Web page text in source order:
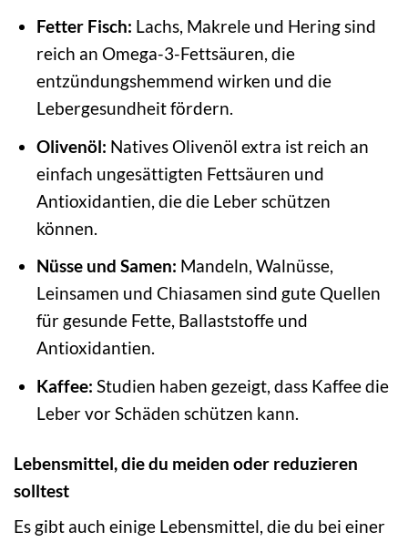
Fetter Fisch: Lachs, Makrele und Hering sind
reich an Omega-3-Fettsäuren, die
entzündungshemmend wirken und die
Lebergesundheit fördern.
Olivenöl: Natives Olivenöl extra ist reich an
einfach ungesättigten Fettsäuren und
Antioxidantien, die die Leber schützen
können.
Nüsse und Samen: Mandeln, Walnüsse,
Leinsamen und Chiasamen sind gute Quellen
für gesunde Fette, Ballaststoffe und
Antioxidantien.
Kaffee: Studien haben gezeigt, dass Kaffee die
Leber vor Schäden schützen kann.
Lebensmittel, die du meiden oder reduzieren
solltest
Es gibt auch einige Lebensmittel, die du bei einer